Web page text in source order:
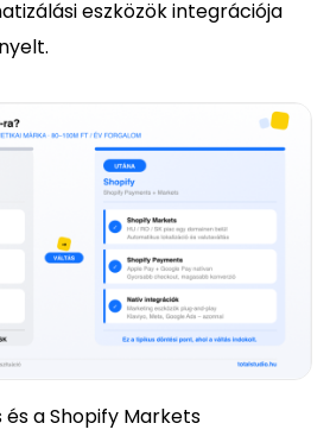
eszközök integrációja
a Shopify Markets